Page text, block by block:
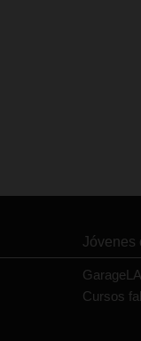
Jóvenes
Cursos